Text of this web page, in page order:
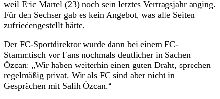
weil Eric Martel (23) noch sein letztes Vertragsjahr anging.
Für den Sechser gab es kein Angebot, was alle Seiten
zufriedengestellt hätte.
Der FC-Sportdirektor wurde dann bei einem FC-
Stammtisch vor Fans nochmals deutlicher in Sachen
Özcan: „Wir haben weiterhin einen guten Draht, sprechen
regelmäßig privat. Wir als FC sind aber nicht in
Gesprächen mit Salih Özcan.“